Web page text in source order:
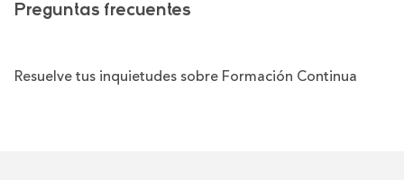
Preguntas frecuentes
Resuelve tus inquietudes sobre Formación Continua